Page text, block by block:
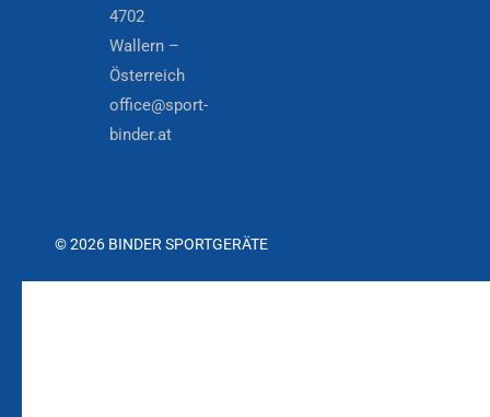
4702
Wallern –
Österreich
office@sport-
binder.at
© 2026 BINDER SPORTGERÄTE